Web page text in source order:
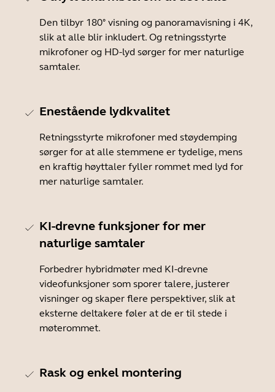
Den tilbyr 180° visning og panoramavisning i 4K,
slik at alle blir inkludert. Og retningsstyrte
mikrofoner og HD-lyd sørger for mer naturlige
samtaler.
Enestående lydkvalitet
Retningsstyrte mikrofoner med støydemping
sørger for at alle stemmene er tydelige, mens
en kraftig høyttaler fyller rommet med lyd for
mer naturlige samtaler.
KI-drevne funksjoner for mer
naturlige samtaler
Forbedrer hybridmøter med KI-drevne
videofunksjoner som sporer talere, justerer
visninger og skaper flere perspektiver, slik at
eksterne deltakere føler at de er til stede i
møterommet.
Rask og enkel montering